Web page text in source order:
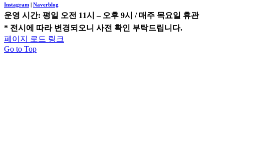
Instagram
Naverblog
운영 시간: 평일 오전 11시 – 오후 9시 / 매주 목요일 휴관
* 전시에 따라 변경되오니 사전 확인 부탁드립니다.
페이지 로드 링크
Go to Top